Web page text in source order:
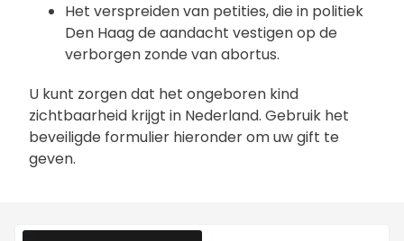
Het verspreiden van petities, die in politiek
Den Haag de aandacht vestigen op de
verborgen zonde van abortus.
U kunt zorgen dat het ongeboren kind
zichtbaarheid krijgt in Nederland. Gebruik het
beveiligde formulier hieronder om uw gift te
geven.